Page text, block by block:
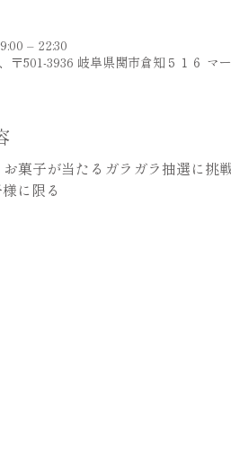
– 22:30
〒501-3936 岐阜県関市倉知５１６ マ
菓子が当たるガラガラ抽選に挑
に限る